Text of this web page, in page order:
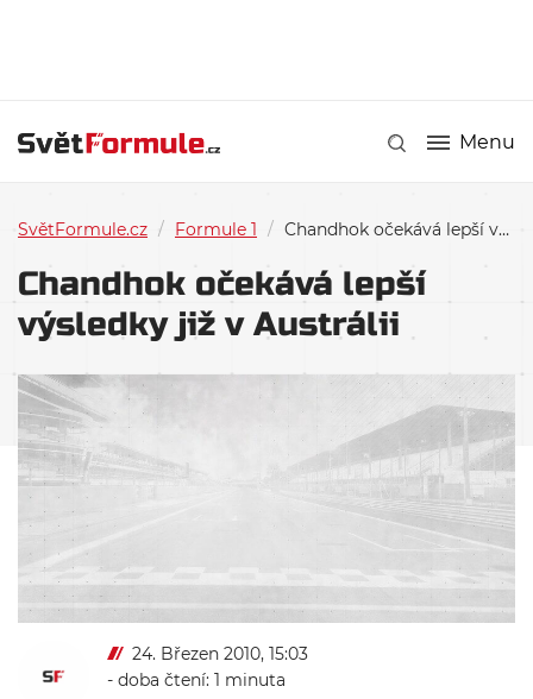
Menu
SvětFormule.cz / Formule 1 / Chandhok očekává lepší výsledky již v Austrálii
Chandhok očekává lepší
výsledky již v Austrálii
24. Březen 2010, 15:03
- doba čtení: 1 minuta